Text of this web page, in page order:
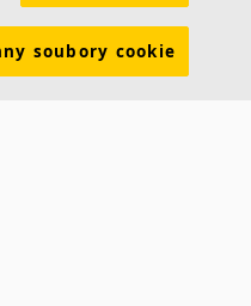
Právní informace
pro dodavatele SR
soubory cookie